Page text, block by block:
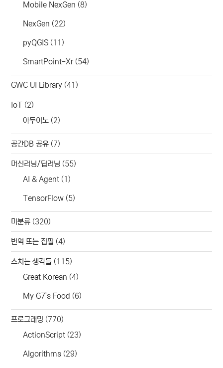
Mobile NexGen (8)
NexGen (22)
pyQGIS (11)
SmartPoint-Xr(54)
GWC UI Library (41)
IoT (2)
아두이노 (2)
공간DB 공유 (7)
머신러닝/딥러닝 (55)
AI & Agent (1)
TensorFlow (5)
미분류 (320)
번역 또는 집필 (4)
스치는 생각들 (115)
Great Korean (4)
My G7's Food (6)
프로그래밍 (770)
ActionScript (23)
Algorithms (29)